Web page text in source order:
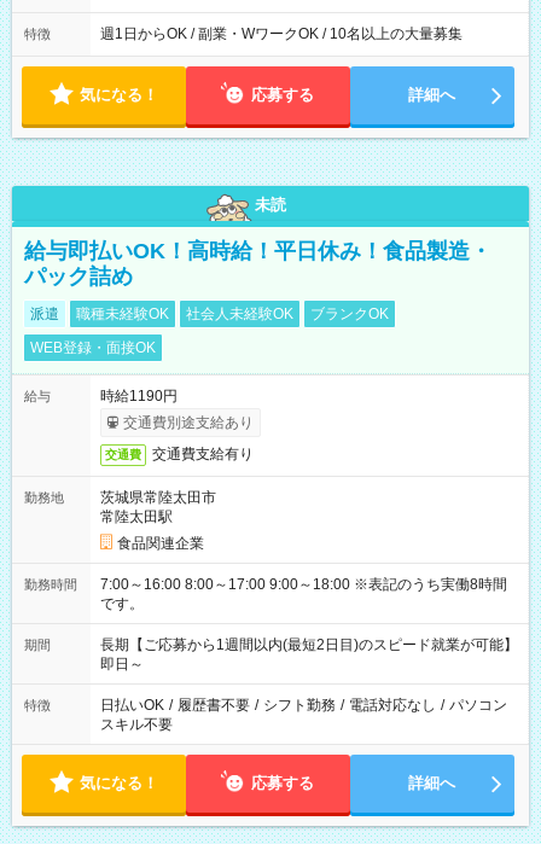
特徴 週1日からOK / 副業・WワークOK / 10名以上の大量募集
気になる！ 応募する 詳細へ
未読
給与即払いOK！高時給！平日休み！食品製造・
パック詰め
派遣 職種未経験OK 社会人未経験OK
ブランクOK
WEB登録・面接OK
給与
時給1190円
交通費別途支給あり
交通費 交通費支給有り
勤務地
茨城県常陸太田市
常陸太田駅
食品関連企業
勤務時間
7:00～16:00 8:00～17:00 9:00～18:00 ※表記のうち実働8時間
です。
期間
長期【ご応募から1週間以内(最短2日目)のスピード就業が可能】
即日～
特徴 日払いOK / 履歴書不要 / シフト勤務 / 電話対応なし / パソコン
スキル不要
気になる！ 応募する 詳細へ